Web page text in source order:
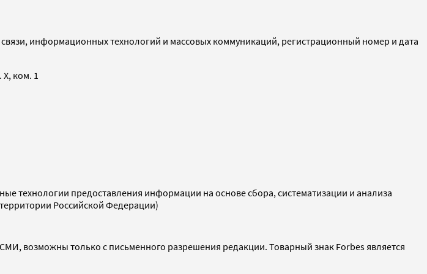
информационных технологий и массовых коммуникаций, регистрационный номер и дата
ком. 1
предоставления информации на основе сбора, систематизации и анализа
Российской Федерации)
возможны только с письменного разрешения редакции. Товарный знак Forbes является